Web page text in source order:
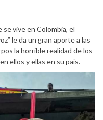
se vive en Colombia, el
le da un gran aporte a las
la horrible realidad de los
ellos y ellas en su país.